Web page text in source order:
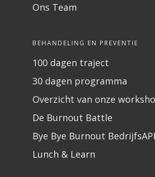
Ons Team
BEHANDELING EN PREVENTIE
100 dagen traject
30 dagen programma
Overzicht van onze
De Burnout Battle
Bye Bye Burnout
Lunch & Learn